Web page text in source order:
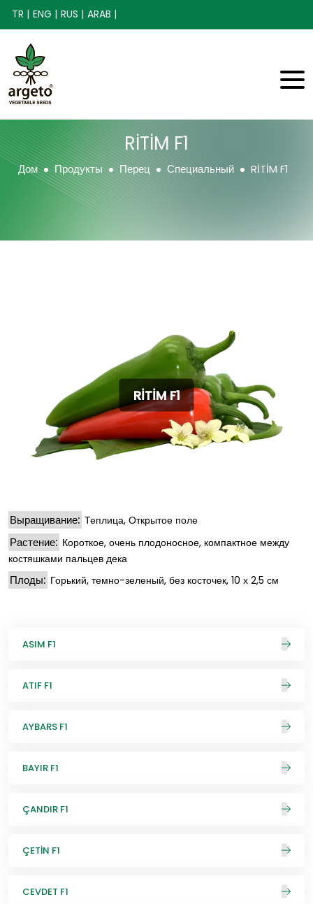
TR | ENG | RUS | ARAB |
RİTİM F1
Дом Продукты Перец Специальный RİTİM F1
RİTİM F1
Выращивание: Теплица, Открытое поле
Растение: Короткое, очень плодоносное, компактное между
костяшками пальцев дека
Плоды: Горький, темно-зеленый, без косточек, 10 х 2,5 см
ASIM F1
ATIF F1
AYBARS F1
BAYIR F1
ÇANDIR F1
ÇETİN F1
CEVDET F1